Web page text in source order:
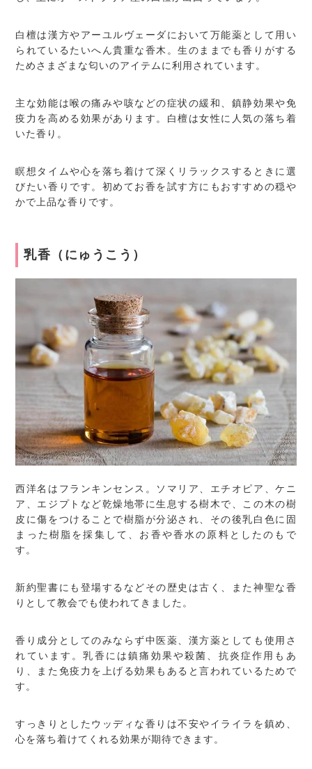
白檀は漢方やアーユルヴェーダにおいて万能薬として用い
られているたいへん貴重な香木。生のままでも香りがする
ためさまざまな匂いのアイテムに利用されています。
主な効能は喉の痛みや咳などの症状の緩和、鎮静効果や免
疫力を高める効果があります。白檀は女性に人気の落ち着
いた香り。
瞑想タイムや心を落ち着けて深くリラックスするときに選
びたい香りです。初めてお香を試す方にもおすすめの穏や
かで上品な香りです。
乳香（にゅうこう）
西洋名はフランキンセンス。ソマリア、エチオピア、ケニ
ア、エジプトなど乾燥地帯に生息する樹木で、この木の樹
皮に傷をつけることで樹脂が分泌され、その後乳白色に固
まった樹脂を採集して、お香や香水の原料としたのもで
す。
新約聖書にも登場するなどその歴史は古く、また神聖な香
りとして教会でも使われてきました。
香り成分としてのみならず中医薬、漢方薬としても使用さ
れています。乳香には鎮痛効果や殺菌、抗炎症作用もあ
り、また免疫力を上げる効果もあると言われているためで
す。
すっきりとしたウッディな香りは不安やイライラを鎮め、
心を落ち着けてくれる効果が期待できます。